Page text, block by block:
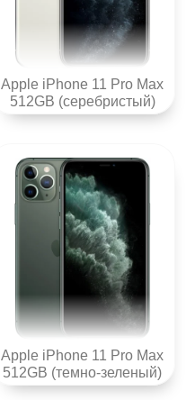
Apple iPhone 11 Pro Max
512GB (серебристый)
Apple iPhone 11 Pro Max
512GB (темно-зеленый)